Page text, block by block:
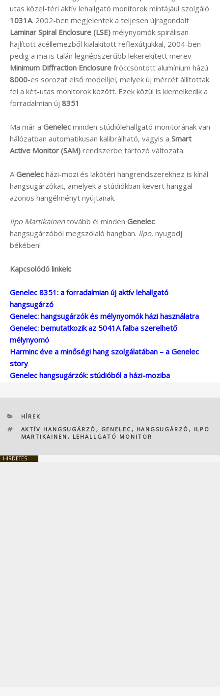
utas közel-téri aktív lehallgató monitorok mintájául szolgáló
1031A. 2002-ben megjelentek a teljesen újragondolt
Laminar Spiral Enclosure (LSE) mélynyomók spirálisan
hajlított acéllemezből kialakított reflexútjukkal, 2004-ben
pedig a ma is talán legnépszerűbb lekerekített merev
Minimum Diffraction Enclosure fröccsöntött alumínium házú
8000-es sorozat első modelljei, melyek új mércét állítottak
fel a két-utas monitorok között. Ezek közül is kiemelkedik a
forradalmian új 8351
Ma már a Genelec minden stúdiólehallgató monitorának van
hálózatban automatikusan kalibrálható, vagyis a Smart
Active Monitor (SAM) rendszerbe tartozó változata.
A Genelec házi-mozi és lakótéri hangrendszerekhez is kínál
hangsugárzókat, amelyek a stúdiókban kevert hanggal
azonos hangélményt nyújtanak.
Ilpo Martikainentovább él minden Genelec
hangsugárzóból megszólaló hangban. Ilpo, nyugodj
békében!
Kapcsolódó linkek:
Genelec 8351: a forradalmian új aktív lehallgató
hangsugárzó
Genelec: hangsugárzók és mélynyomók házi használatra
Genelec: bemutatkozik az 5041A falba szerelhető
mélynyomó
Harminc éve a minőségi hang szolgálatában – a Genelec
story
Genelec hangsugárzók: stúdióból a házi-moziba
KATEGÓRIÁK
HÍREK
CÍMKÉK
AKTÍV HANGSUGÁRZÓ , GENELEC , HANGSUGÁRZÓ , ILPO
MARTIKAINEN , LEHALLGATÓ MONITOR
HIRDETÉS